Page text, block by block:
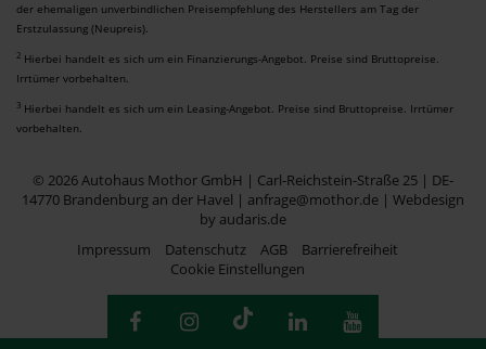
der ehemaligen unverbindlichen Preisempfehlung des Herstellers am Tag der
Erstzulassung (Neupreis).
2 Hierbei handelt es sich um ein Finanzierungs-Angebot. Preise sind Bruttopreise.
Irrtümer vorbehalten.
3 Hierbei handelt es sich um ein Leasing-Angebot. Preise sind Bruttopreise. Irrtümer
vorbehalten.
© 2026 Autohaus Mothor GmbH | Carl-Reichstein-Straße 25 | DE-
14770 Brandenburg an der Havel | anfrage@mothor.de | Webdesign
by audaris.de
Impressum
Datenschutz AGB
Barrierefreiheit
Cookie Einstellungen